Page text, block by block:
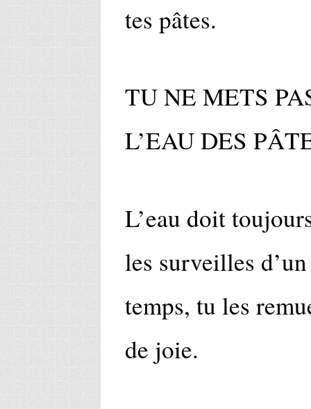
tes pâtes.
TU NE METS
L’EAU DES
L’eau doit
les surveilles
temps, tu les
de joie.